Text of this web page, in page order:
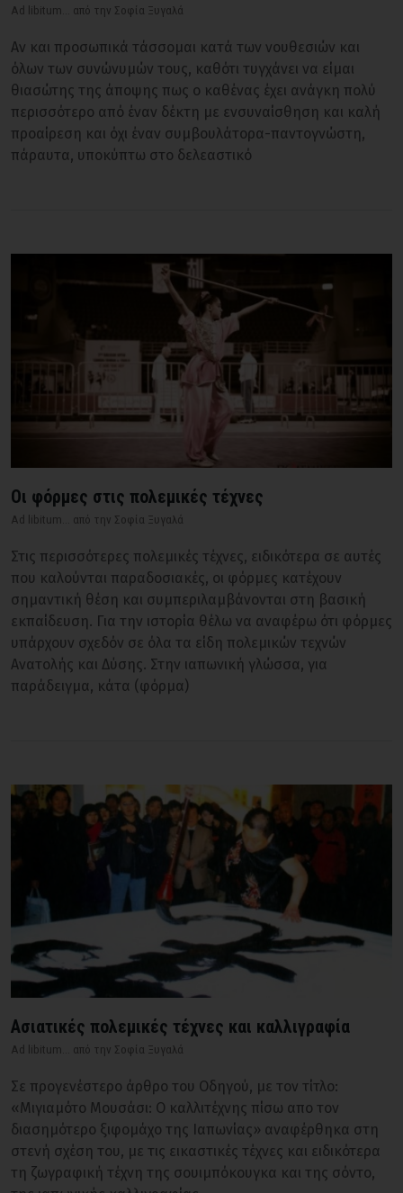
Ad libitum... από την Σοφία Ξυγαλά
Αν και προσωπικά τάσσομαι κατά των νουθεσιών και
όλων των συνώνυμών τους, καθότι τυγχάνει να είμαι
θιασώτης της άποψης πως ο καθένας έχει ανάγκη πολύ
περισσότερο από έναν δέκτη με ενσυναίσθηση και καλή
προαίρεση και όχι έναν συμβουλάτορα-παντογνώστη,
πάραυτα, υποκύπτω στο δελεαστικό
Οι φόρμες στις πολεμικές τέχνες
Ad libitum... από την Σοφία Ξυγαλά
Στις περισσότερες πολεμικές τέχνες, ειδικότερα σε αυτές
που καλούνται παραδοσιακές, οι φόρμες κατέχουν
σημαντική θέση και συμπεριλαμβάνονται στη βασική
εκπαίδευση. Για την ιστορία θέλω να αναφέρω ότι φόρμες
υπάρχουν σχεδόν σε όλα τα είδη πολεμικών τεχνών
Ανατολής και Δύσης. Στην ιαπωνική γλώσσα, για
παράδειγμα, κάτα (φόρμα)
Ασιατικές πολεμικές τέχνες και καλλιγραφία
Ad libitum... από την Σοφία Ξυγαλά
Σε προγενέστερο άρθρο του Οδηγού, με τον τίτλο:
«Μιγιαμότο Μουσάσι: O καλλιτέχνης πίσω απο τον
διασημότερο ξιφομάχο της Ιαπωνίας» αναφέρθηκα στη
στενή σχέση τoυ, με τις εικαστικές τέχνες και ειδικότερα
τη ζωγραφική τέχνη της σουιμπόκουγκα και της σόντο,